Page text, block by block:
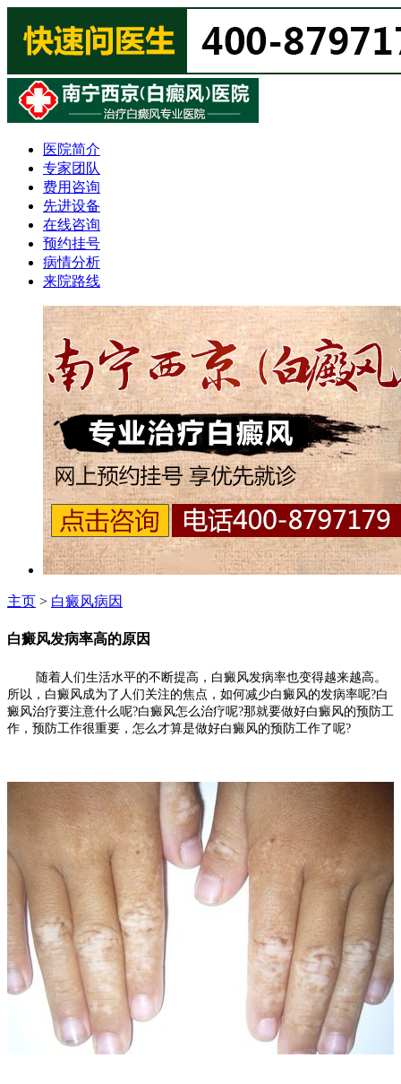
医院简介
专家团队
费用咨询
先进设备
在线咨询
预约挂号
病情分析
来院路线
主页 > 白癜风病因
白癜风发病率高的原因
随着人们生活水平的不断提高，白癜风发病率也变得越来越高。
所以，白癜风成为了人们关注的焦点，如何减少白癜风的发病率呢?白
癜风治疗要注意什么呢?白癜风怎么治疗呢?那就要做好白癜风的预防工
作，预防工作很重要，怎么才算是做好白癜风的预防工作了呢?